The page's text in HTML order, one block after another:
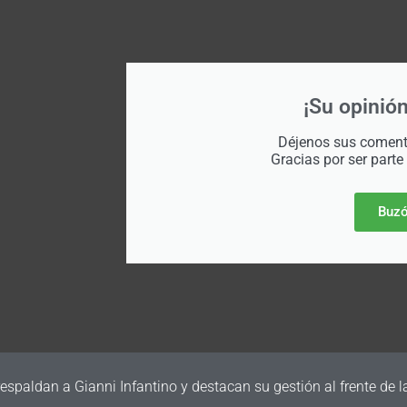
¡Su
Déjenos sus
Gracias por ser
su primer amistoso para la Fecha FIFA de septiembre